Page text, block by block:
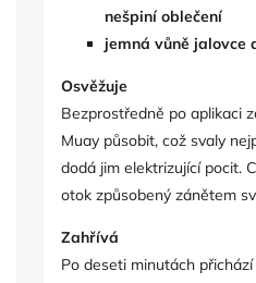
nešpiní oblečení
jemná vůně jalovce
Osvěžuje
Bezprostředně po aplikaci
Muay působit, což svaly
dodá jim elektrizující pocit.
otok způsobený zánětem
Zahřívá
Po deseti minutách